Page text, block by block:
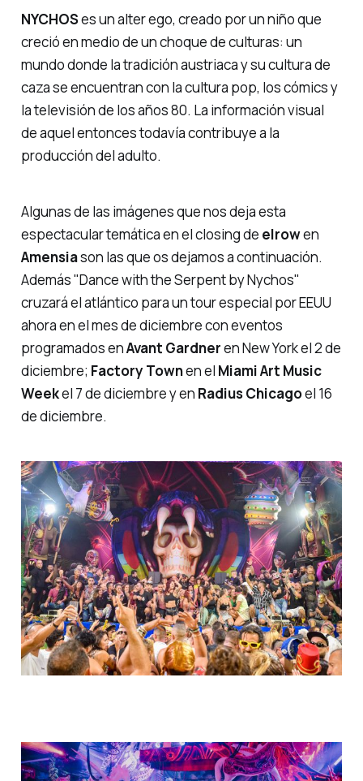
NYCHOSes un alter ego, creado por un niño que
creció en medio de un choque de culturas: un
mundo donde la tradición austriaca y su cultura de
caza se encuentran con la cultura pop, los cómics y
la televisión de los años 80. La información visual
de aquel entonces todavía contribuye a la
producción del adulto.
Algunas de las imágenes que nos deja esta
espectacular temática en elclosingde elrowen
Amensiason las que os dejamos a continuación.
Además"Dance with the Serpent by Nychos"
cruzará el atlántico para un tour especial por EEUU
ahora en el mes de diciembre con eventos
programados enAvant Gardneren New York el 2 de
diciembre; Factory Townen el Miami Art Music
Weekel 7 de diciembre y en Radius Chicagoel 16
de diciembre.